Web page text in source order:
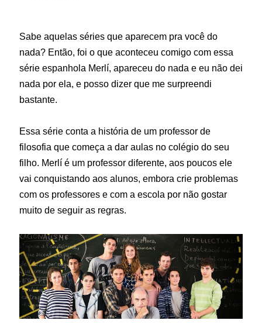
Sabe aquelas séries que aparecem pra você do
nada? Então, foi o que aconteceu comigo com essa
série espanhola Merlí, apareceu do nada e eu não dei
nada por ela, e posso dizer que me surpreendi
bastante.
Essa série conta a história de um professor de
filosofia que começa a dar aulas no colégio do seu
filho. Merlí é um professor diferente, aos poucos ele
vai conquistando aos alunos, embora crie problemas
com os professores e com a escola por não gostar
muito de seguir as regras.